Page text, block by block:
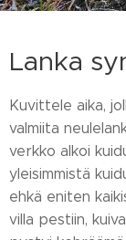
Lanka
Kuvittele aika,
valmiita
verkko alkoi
yleisimmistä
ehkä eniten
villa pestiin,